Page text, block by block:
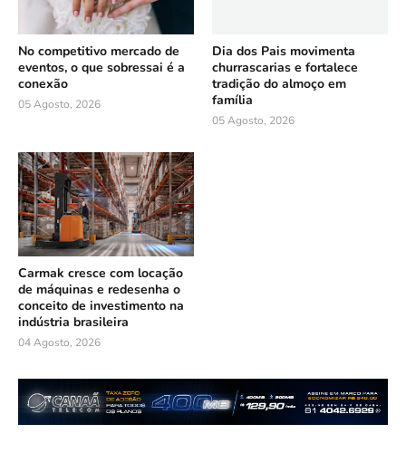
No competitivo mercado de
eventos, o que sobressai é a
conexão
05 Agosto, 2026
Dia dos Pais movimenta
churrascarias e fortalece
tradição do almoço em
família
05 Agosto, 2026
Carmak cresce com locação
de máquinas e redesenha o
conceito de investimento na
indústria brasileira
04 Agosto, 2026